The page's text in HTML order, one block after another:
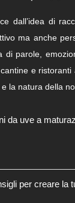
dall’idea di
ma anche
di parole,
e ristoranti
la natura della
da uve a
per creare la